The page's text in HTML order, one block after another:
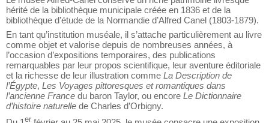
Le musée Alfred-Canel conserve un riche patrimoine livresque
hérité de la bibliothèque municipale créée en 1836 et de la
bibliothèque d’étude de la Normandie d’Alfred Canel (1803-1879).
En tant qu’institution muséale, il s’attache particulièrement au livre
comme objet et valorise depuis de nombreuses années, à
l’occasion d’expositions temporaires, des publications
remarquables par leur propos scientifique, leur aventure éditoriale
et la richesse de leur illustration commeLa Description de
l’Égypte,Les Voyages pittoresques et romantiques dans
l’ancienne Francedu baron Taylor, ou encore Le Dictionnaire
d’histoire naturelle de Charles d’Orbigny.